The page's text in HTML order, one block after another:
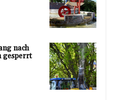
nach
gesperrt